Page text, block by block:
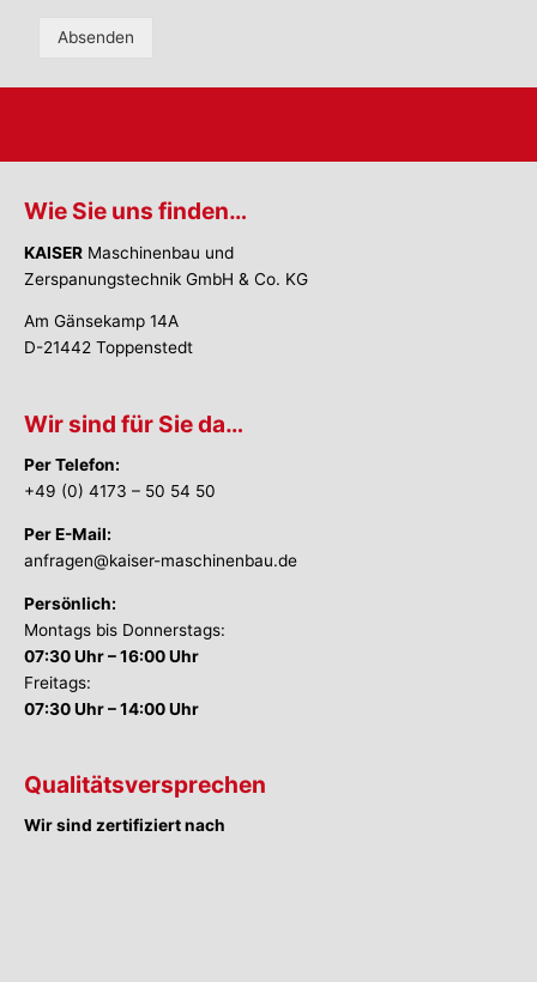
Absenden
Wie Sie uns finden…
KAISER Maschinenbau und
Zerspanungstechnik GmbH & Co. KG
Am Gänsekamp 14A
D-21442 Toppenstedt
Wir sind für Sie da…
Per Telefon:
+49 (0) 4173 – 50 54 50
Per E-Mail:
anfragen@kaiser-maschinenbau.de
Persönlich:
Montags bis Donnerstags:
07:30 Uhr – 16:00 Uhr
Freitags:
07:30 Uhr – 14:00 Uhr
Qualitätsversprechen
Wir sind zertifiziert nach